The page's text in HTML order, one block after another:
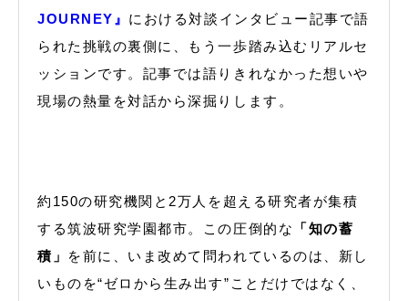
JOURNEY』 における対談インタビュー記事で語
られた挑戦の裏側に、もう一歩踏み込むリアルセ
ッションです。記事では語りきれなかった想いや
現場の熱量を対話から深掘りします。
約150の研究機関と2万人を超える研究者が集積
する筑波研究学園都市。この圧倒的な
「知の蓄
積」
を前に、いま改めて問われているのは、新し
いものを“ゼロから生み出す”ことだけではなく、